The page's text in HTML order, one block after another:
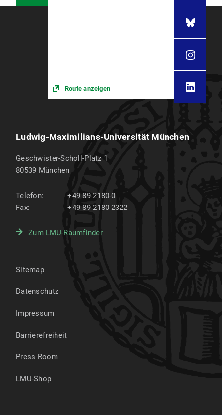
Route anzeigen
Ludwig-Maximilians-Universität München
Geschwister-Scholl-Platz 1
80539 München
Telefon:
+49 89 2180-0
Fax:
+49 89 2180-2322
Zum LMU-Raumfinder
Sitemap
Datenschutz
Impressum
Barrierefreiheit
Press Room
LMU-Shop